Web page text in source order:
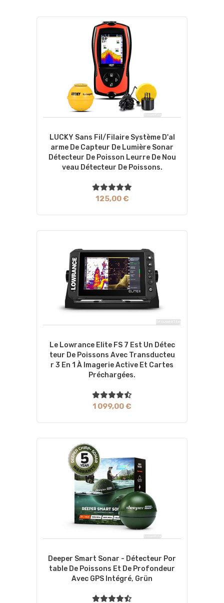
LUCKY Sans Fil/filaire Système D'al
Arme De Capteur De Lumière Sonar
Détecteur De Poisson Leurre De Nou
Veau Détecteur De Poissons.
125,00 €
Le Lowrance Elite FS 7 Est Un Détec
Teur De Poissons Avec Transducteu
R 3 En 1 À Imagerie Active Et Cartes
Préchargées.
1 099,00 €
Deeper Smart Sonar - Détecteur Por
Table De Poissons Et De Profondeur
Avec GPS Intégré, Grün